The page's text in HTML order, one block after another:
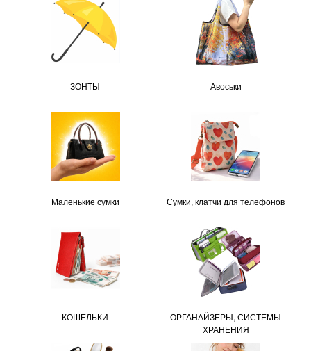
ЗОНТЫ Авоськи
Маленькие сумки Сумки, клатчи для телефонов
КОШЕЛЬКИ
ОРГАНАЙЗЕРЫ, СИСТЕМЫ
ХРАНЕНИЯ